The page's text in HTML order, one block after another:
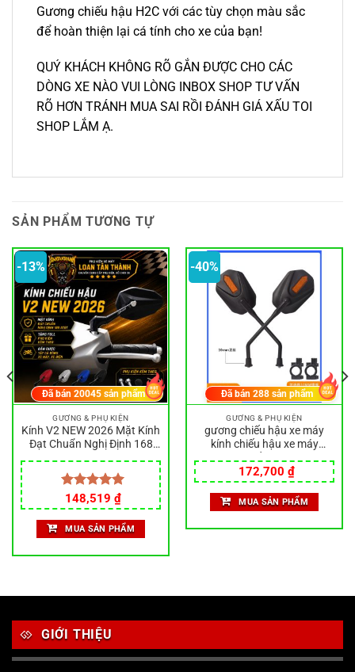
Gương chiếu hậu H2C với các tùy chọn màu sắc
để hoàn thiện lại cá tính cho xe của bạn!
QUÝ KHÁCH KHÔNG RÕ GẮN ĐƯỢC CHO CÁC
DÒNG XE NÀO VUI LÒNG INBOX SHOP TƯ VẤN
RÕ HƠN TRÁNH MUA SAI RỒI ĐÁNH GIÁ XẤU TOI
SHOP LẮM Ạ.
SẢN PHẨM TƯƠNG TỰ
-13%
GƯƠNG & PHỤ KIỆN
Kính V2 NEW 2026 Mặt Kính
Đạt Chuẩn Nghị Định 168
Gắn Tất Cả Dòng Xe Máy Xe
Điện
Được xếp
hạng5.00
5 sao
Giá
gốc
là:
170,000 ₫.
148,519 ₫Giá
hiện
tại
là:
148,519 ₫.
Đã bán20045 sản phẩm
MUA SẢN PHẨM
-40%
GƯƠNG & PHỤ KIỆN
gương chiếu hậu xe máy
kính chiếu hậu xe máy
Gương phản quang Thích
hợp cho xe máy Ba bánh
Gương chiếu hậu xem lớn
Zongshen Prince View
Giá
gốc
là:
287,100 ₫.
172,700 ₫Giá
hiện
tại
là:
172,700 ₫.
Đã bán288 sản phẩm
MUA SẢN PHẨM
GIỚI THIỆU